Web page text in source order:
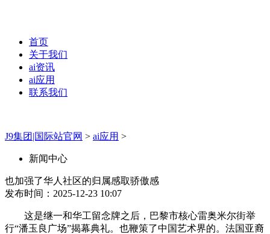
首页
关于我们
ai资讯
ai应用
联系我们
J9集团|国际站官网 > ai应用 >
新闻中心
也加强了华人社区的归属感取骄傲感
发布时间：2025-12-23 10:07
这是继一和华工留念牌之后，巴黎市核心雷奥米尔街举
行“潘玉良广场”揭幕典礼。也鞭策了中国艺术界的。法国亚裔